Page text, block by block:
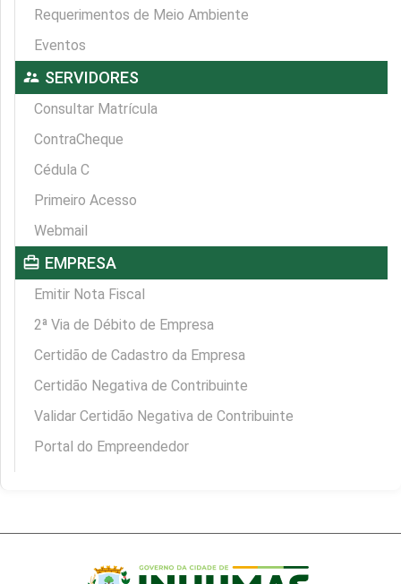
Requerimentos de Meio Ambiente
Eventos
supervisor_account SERVIDORES
Consultar Matrícula
ContraCheque
Cédula C
Primeiro Acesso
Webmail
card_travel EMPRESA
Emitir Nota Fiscal
2ª Via de Débito de Empresa
Certidão de Cadastro da Empresa
Certidão Negativa de Contribuinte
Validar Certidão Negativa de Contribuinte
Portal do Empreendedor